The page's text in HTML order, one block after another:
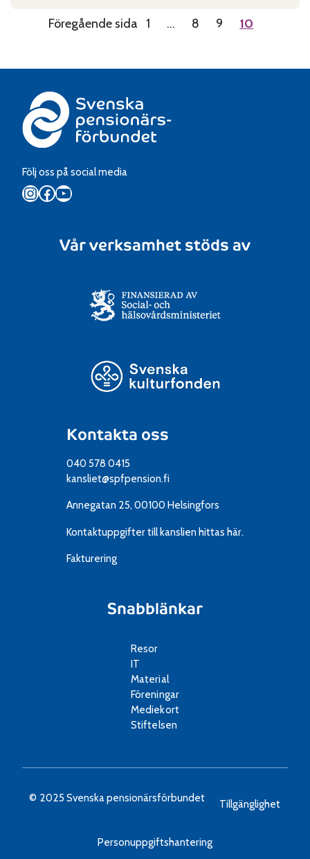
UppfyllFöregående sida 1 … 8 9 10
Följ oss på social media
Instagram
Facebook
YouTube
Kontakta oss
040 578 0415
kansliet@spfpension.fi
Annegatan 25, 00100 Helsingfors
Kontaktuppgifter till kanslienhittas här.
Fakturering
Snabblänkar
Resor
IT
Material
Föreningar
Mediekort
Stiftelsen
Vår verksamhet stöds av
© 2025 Svenska pensionärsförbundet Tillgänglighet
Personuppgiftshantering